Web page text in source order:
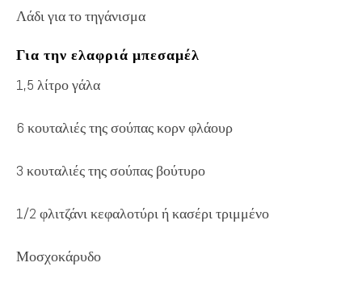
Λάδι για το τηγάνισμα
Για την ελαφριά μπεσαμέλ
1,5 λίτρο γάλα
6 κουταλιές της σούπας κορν φλάουρ
3 κουταλιές της σούπας βούτυρο
1/2 φλιτζάνι κεφαλοτύρι ή κασέρι τριμμένο
Μοσχοκάρυδο